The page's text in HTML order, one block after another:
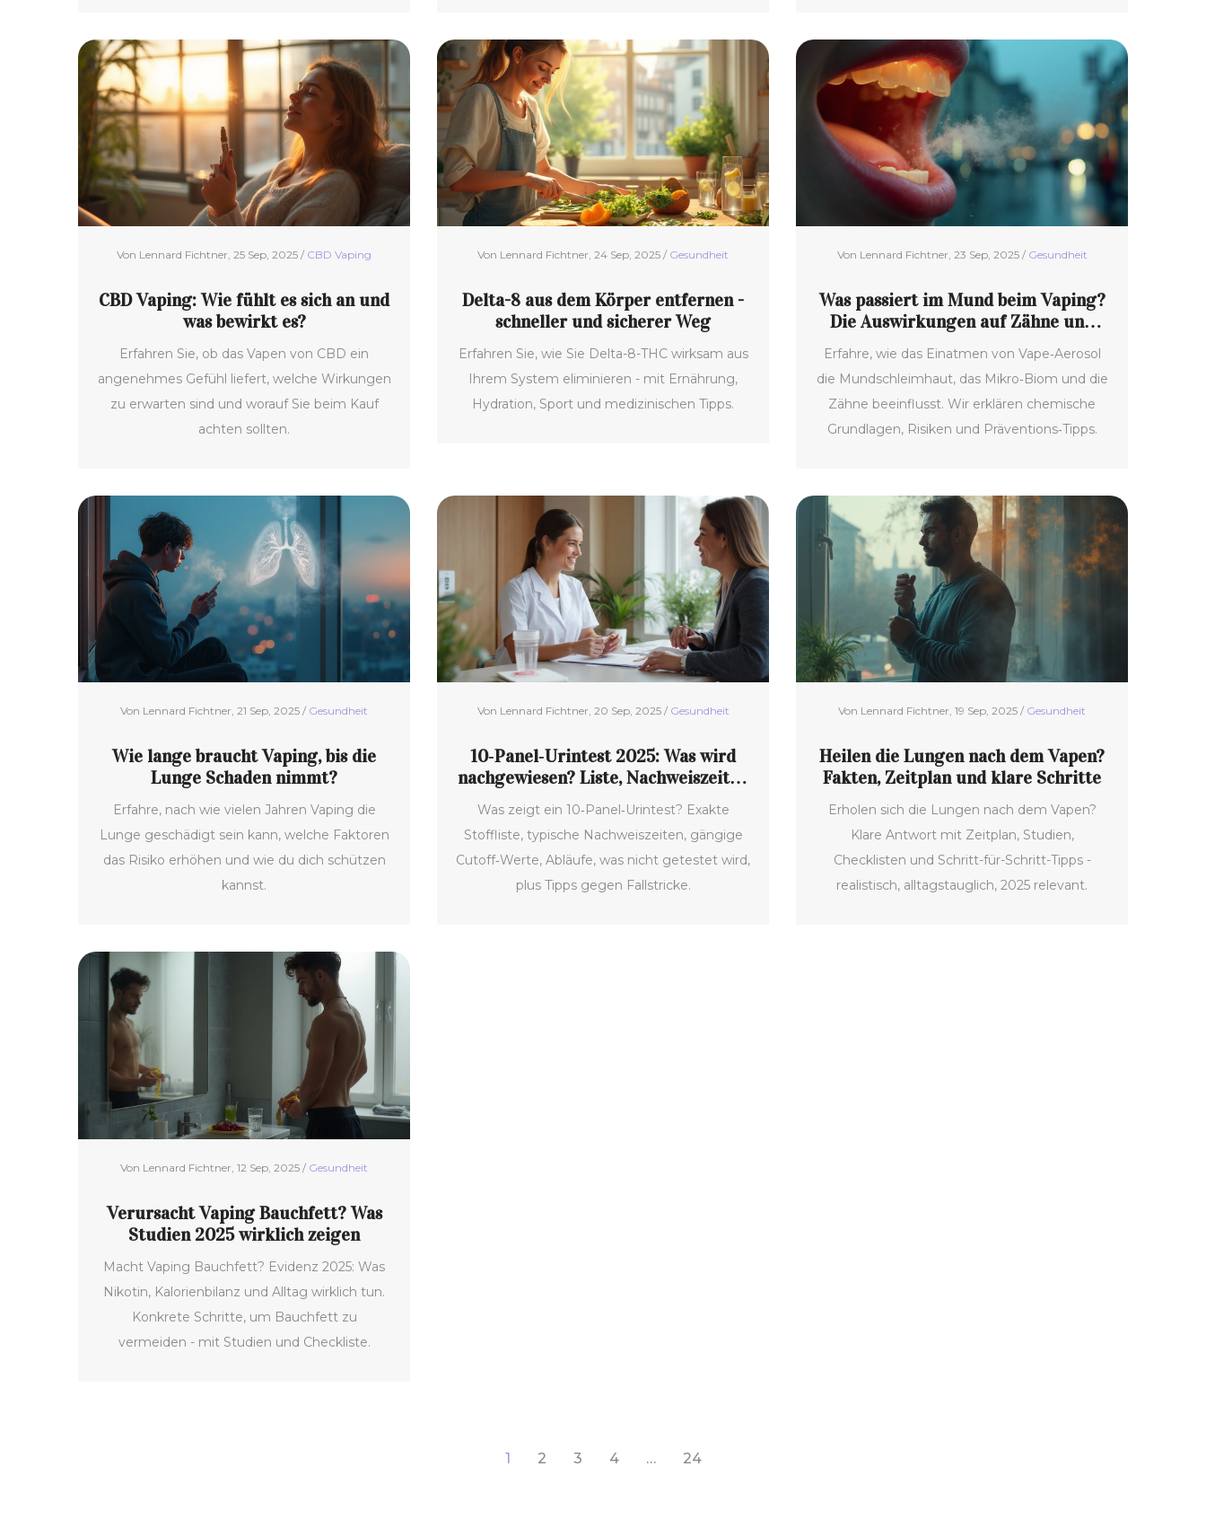
Von Lennard Fichtner, 25 Sep, 2025 / CBD Vaping
CBD Vaping: Wie fühlt es sich an und
was bewirkt es?
Erfahren Sie, ob das Vapen von CBD ein
angenehmes Gefühl liefert, welche Wirkungen
zu erwarten sind und worauf Sie beim Kauf
achten sollten.
Von Lennard Fichtner, 24 Sep, 2025 / Gesundheit
Delta-8 aus dem Körper entfernen -
schneller und sicherer Weg
Erfahren Sie, wie Sie Delta-8-THC wirksam aus
Ihrem System eliminieren - mit Ernährung,
Hydration, Sport und medizinischen Tipps.
Von Lennard Fichtner, 23 Sep, 2025 / Gesundheit
Was passiert im Mund beim Vaping?
Die Auswirkungen auf Zähne und
Schleimhaut
Erfahre, wie das Einatmen von Vape‑Aerosol
die Mundschleimhaut, das Mikro‑Biom und die
Zähne beeinflusst. Wir erklären chemische
Grundlagen, Risiken und Präventions‑Tipps.
Von Lennard Fichtner, 21 Sep, 2025 / Gesundheit
Wie lange braucht Vaping, bis die
Lunge Schaden nimmt?
Erfahre, nach wie vielen Jahren Vaping die
Lunge geschädigt sein kann, welche Faktoren
das Risiko erhöhen und wie du dich schützen
kannst.
Von Lennard Fichtner, 20 Sep, 2025 / Gesundheit
10‑Panel‑Urintest 2025: Was wird
nachgewiesen? Liste, Nachweiszeiten
& Cutoffs
Was zeigt ein 10‑Panel‑Urintest? Exakte
Stoffliste, typische Nachweiszeiten, gängige
Cutoff‑Werte, Abläufe, was nicht getestet wird,
plus Tipps gegen Fallstricke.
Von Lennard Fichtner, 19 Sep, 2025 / Gesundheit
Heilen die Lungen nach dem Vapen?
Fakten, Zeitplan und klare Schritte
Erholen sich die Lungen nach dem Vapen?
Klare Antwort mit Zeitplan, Studien,
Checklisten und Schritt-für-Schritt-Tipps -
realistisch, alltagstauglich, 2025 relevant.
Von Lennard Fichtner, 12 Sep, 2025 / Gesundheit
Verursacht Vaping Bauchfett? Was
Studien 2025 wirklich zeigen
Macht Vaping Bauchfett? Evidenz 2025: Was
Nikotin, Kalorienbilanz und Alltag wirklich tun.
Konkrete Schritte, um Bauchfett zu
vermeiden - mit Studien und Checkliste.
1 2 3 4 … 24